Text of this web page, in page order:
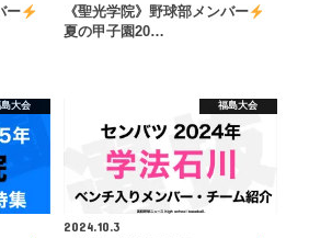
ー
《聖光学院》野球部メンバー
夏の甲子園20…
大会 福島大会
2024.10.3